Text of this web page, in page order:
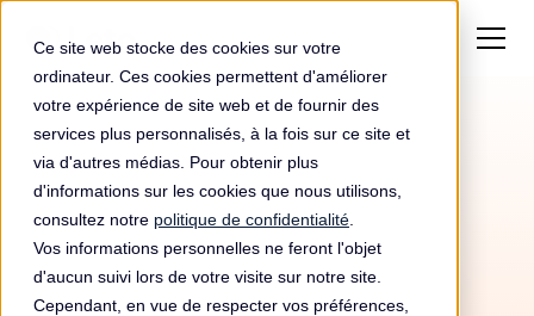
Ce site web stocke des cookies sur votre
ordinateur. Ces cookies permettent d'améliorer
votre expérience de site web et de fournir des
services plus personnalisés, à la fois sur ce site et
via d'autres médias. Pour obtenir plus
d'informations sur les cookies que nous utilisons,
consultez notre politique de confidentialité
Vos informations personnelles ne feront l'objet
d'aucun suivi lors de votre visite sur notre site.
Cependant, en vue de respecter vos préférences,